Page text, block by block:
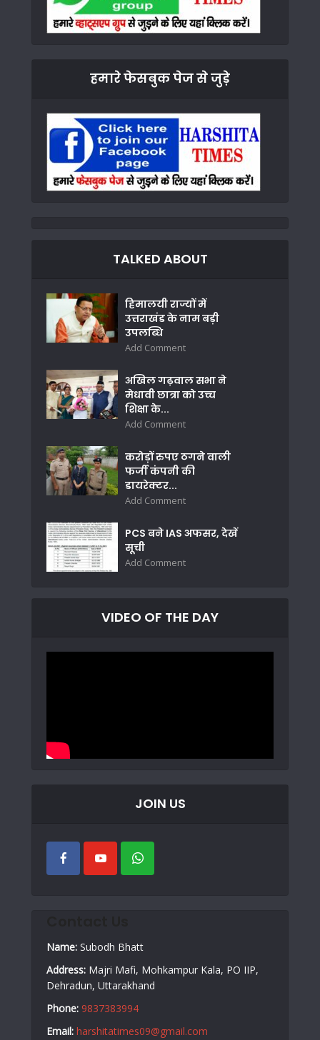
हमारे फेसबुक पेज से जुड़े
TALKED ABOUT
हिमालयी राज्यों में
उत्तराखंड के नाम बड़ी
उपलब्धि
Add Comment
अखिल गढ़वाल सभा ने
मेधावी छात्रा को उच्च
शिक्षा के...
Add Comment
करोड़ों रुपए ठगने वाली
फर्जी कंपनी की
डायरेक्टर...
Add Comment
PCS बने IAS अफसर, देखें
सूची
Add Comment
VIDEO OF THE DAY
JOIN US
Name: Subodh Bhatt
Address: Majri Mafi, Mohkampur Kala, PO IIP,
Dehradun, Uttarakhand
Phone: 9837383994
Email: harshitatimes09@gmail.com